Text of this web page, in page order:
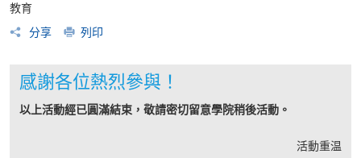
教育
分享
列印
感謝各位熱烈參與！
以上活動經已圓滿結束，敬請密切留意學院稍後活動。
活動重温